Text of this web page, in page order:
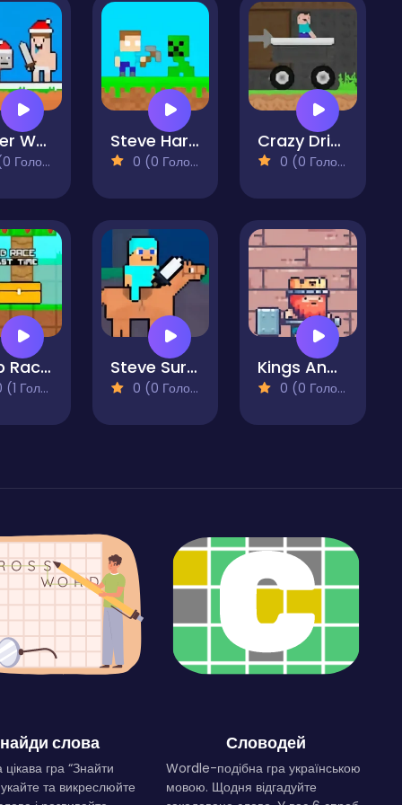
Winter Wolf Steve Hardcore
0 (0 Голосів)
Crazy Driver Noob
0 (0 Голосів)
Noob Race Against Time
Голосів)
Steve SurvivalCraft Easy
0 (0 Голосів)
Kings And Pigs
0 (0 Голосів)
слова
гра “Знайти
та викреслюйте
Словодей
Wordle-подібна гра українською
мовою. Щодня відгадуйте